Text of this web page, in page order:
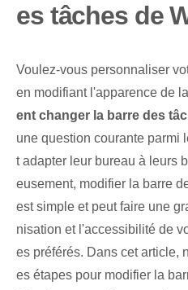
es tâches de
‌Voulez-vous personnaliser
en modifiant l'apparence de
ent changer la barre des
une question courante parmi
t adapter leur bureau à leurs
eusement, modifier la barre
est simple et peut faire une
nisation et l'accessibilité de
es préférés. Dans cet article,
es étapes pour modifier la